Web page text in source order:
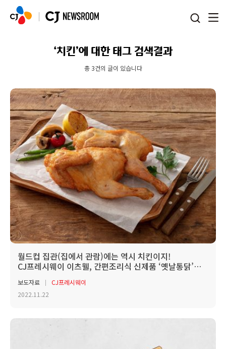
‘치킨’에 대한 태그 검색결과
총 3건의 글이 있습니다
월드컵 집관(집에서 관람)에는 역시 치킨이지!
CJ프레시웨이 이츠웰, 간편조리식 신제품 ‘옛날통닭’
보도자료
CJ프레시웨이
2022.11.22